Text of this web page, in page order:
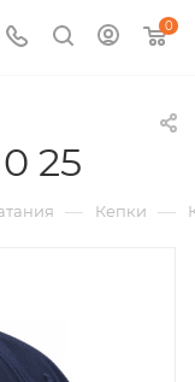
0
25
— Кепки —